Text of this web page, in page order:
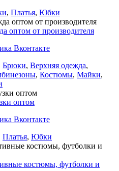
, Платья, Юбки
оптом от производителя
Вконтакте
Брюки, Верхняя одежда,
, Костюмы, Майки,
оптом
Вконтакте
Платья, Юбки
костюмы, футболки и